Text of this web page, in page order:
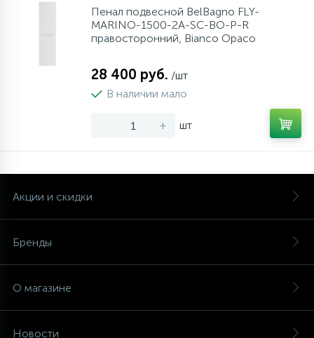
Пенал подвесной BelBagno FLY-
MARINO-1500-2A-SC-BO-P-R
правосторонний, Bianco Opaco
28 400 руб. /шт
В наличии мало
- + шт
Акции и скидки
Бренды
О магазине
Новости